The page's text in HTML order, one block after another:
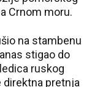
Crnom moru.
na stambenu
stigao do
ruskog
direktna pretnja